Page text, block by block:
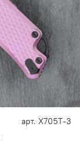
арт. X705T-3